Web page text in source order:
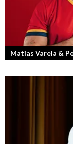
Matias Varela &
Här i Sverige så
världen och många